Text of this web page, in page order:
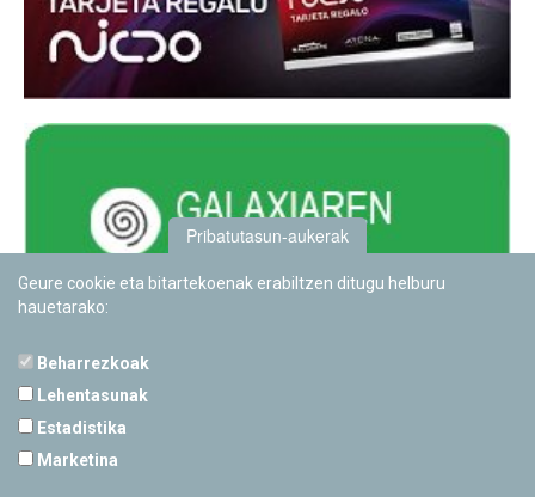
Pribatutasun-aukerak
Geure cookie eta bitartekoenak erabiltzen ditugu helburu
hauetarako:
Beharrezkoak
Lehentasunak
Estadistika
Marketina